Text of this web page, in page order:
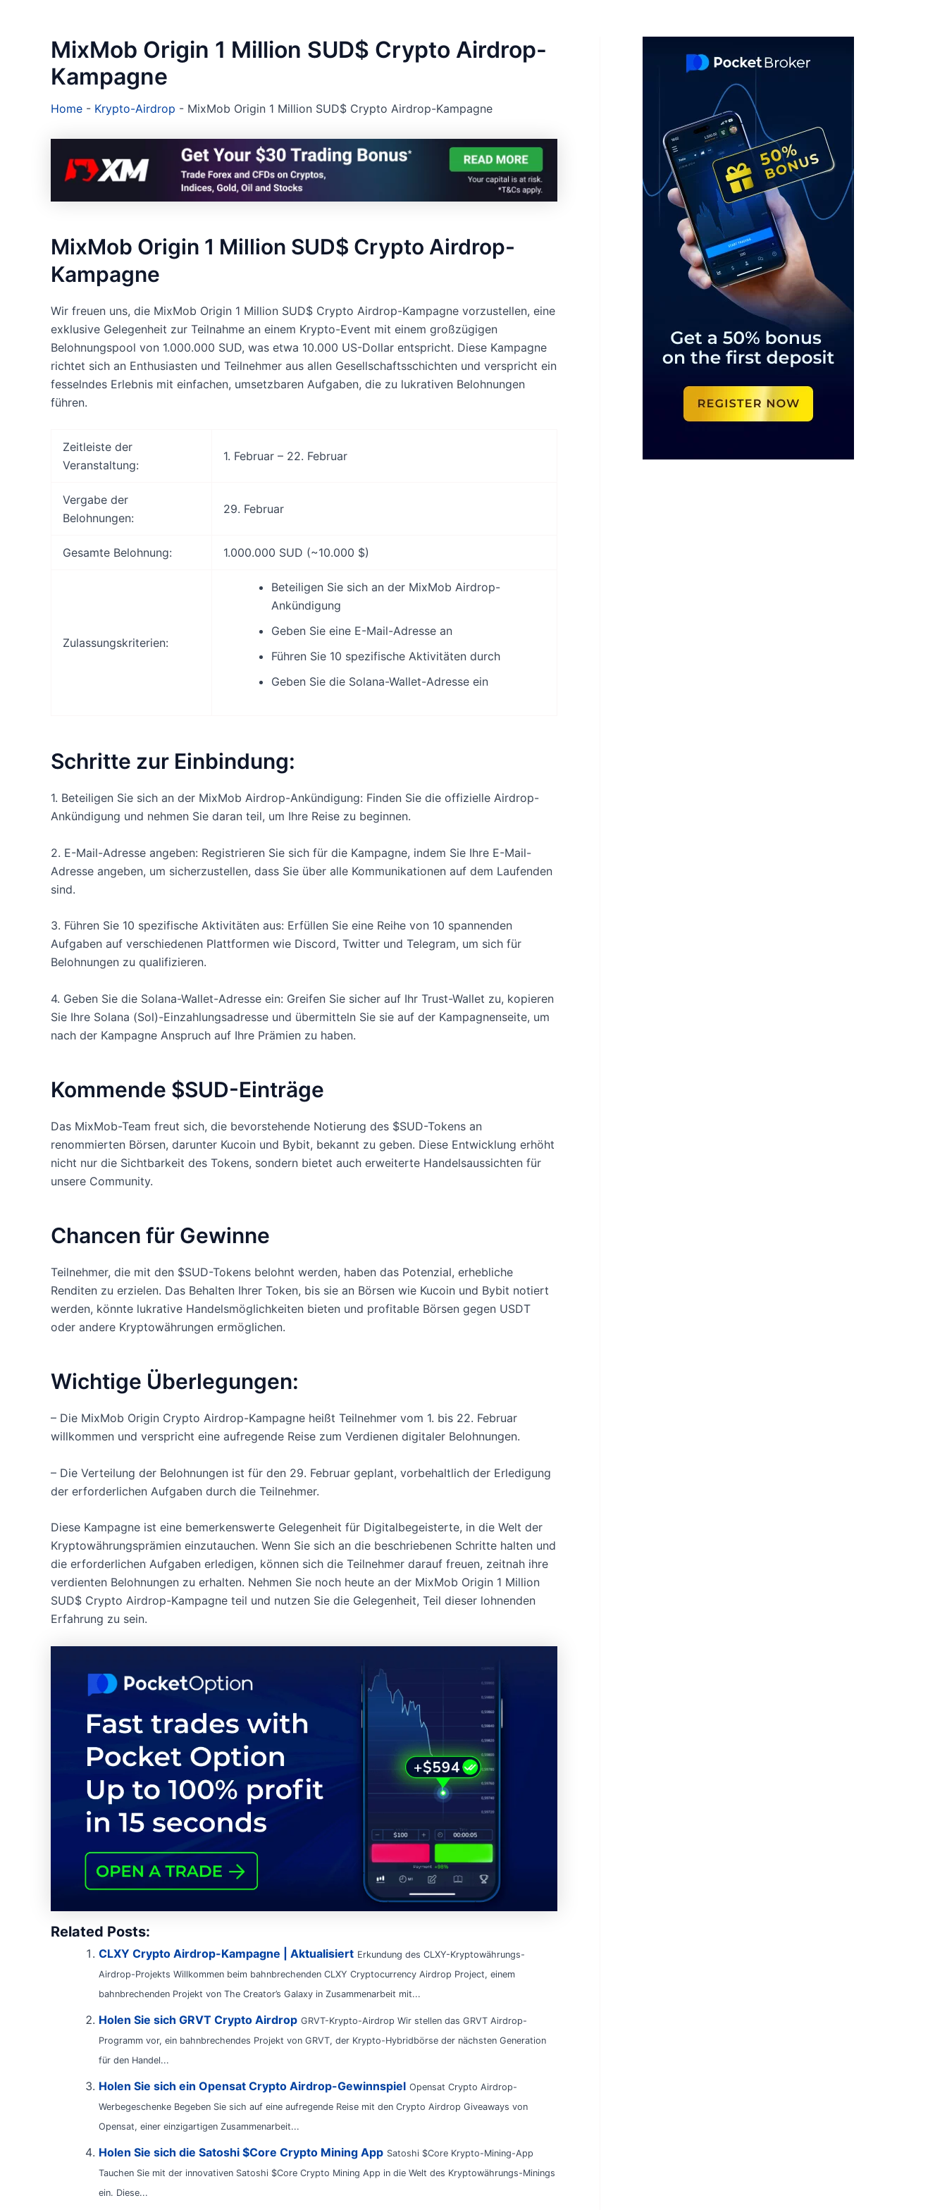
MixMob Origin 1 Million SUD$ Crypto Airdrop-
Kampagne
Home - Krypto-Airdrop - MixMob Origin 1 Million SUD$ Crypto Airdrop-Kampagne
MixMob Origin 1 Million SUD$ Crypto Airdrop-
Kampagne
Wir freuen uns, die MixMob Origin 1 Million SUD$ Crypto Airdrop-Kampagne vorzustellen, eine
exklusive Gelegenheit zur Teilnahme an einem Krypto-Event mit einem großzügigen
Belohnungspool von 1.000.000 SUD, was etwa 10.000 US-Dollar entspricht. Diese Kampagne
richtet sich an Enthusiasten und Teilnehmer aus allen Gesellschaftsschichten und verspricht ein
fesselndes Erlebnis mit einfachen, umsetzbaren Aufgaben, die zu lukrativen Belohnungen
führen.
Zeitleiste der
Veranstaltung:
1. Februar – 22. Februar
Vergabe der
Belohnungen:
29. Februar
Gesamte Belohnung: 1.000.000 SUD (~10.000 $)
Zulassungskriterien:
Beteiligen Sie sich an der MixMob Airdrop-
Ankündigung
Geben Sie eine E-Mail-Adresse an
Führen Sie 10 spezifische Aktivitäten durch
Geben Sie die Solana-Wallet-Adresse ein
Schritte zur Einbindung:
1. Beteiligen Sie sich an der MixMob Airdrop-Ankündigung: Finden Sie die offizielle Airdrop-
Ankündigung und nehmen Sie daran teil, um Ihre Reise zu beginnen.
2. E-Mail-Adresse angeben: Registrieren Sie sich für die Kampagne, indem Sie Ihre E-Mail-
Adresse angeben, um sicherzustellen, dass Sie über alle Kommunikationen auf dem Laufenden
sind.
3. Führen Sie 10 spezifische Aktivitäten aus: Erfüllen Sie eine Reihe von 10 spannenden
Aufgaben auf verschiedenen Plattformen wie Discord, Twitter und Telegram, um sich für
Belohnungen zu qualifizieren.
4. Geben Sie die Solana-Wallet-Adresse ein: Greifen Sie sicher auf Ihr Trust-Wallet zu, kopieren
Sie Ihre Solana (Sol)-Einzahlungsadresse und übermitteln Sie sie auf der Kampagnenseite, um
nach der Kampagne Anspruch auf Ihre Prämien zu haben.
Kommende $SUD-Einträge
Das MixMob-Team freut sich, die bevorstehende Notierung des $SUD-Tokens an
renommierten Börsen, darunter Kucoin und Bybit, bekannt zu geben. Diese Entwicklung erhöht
nicht nur die Sichtbarkeit des Tokens, sondern bietet auch erweiterte Handelsaussichten für
unsere Community.
Chancen für Gewinne
Teilnehmer, die mit den $SUD-Tokens belohnt werden, haben das Potenzial, erhebliche
Renditen zu erzielen. Das Behalten Ihrer Token, bis sie an Börsen wie Kucoin und Bybit notiert
werden, könnte lukrative Handelsmöglichkeiten bieten und profitable Börsen gegen USDT
oder andere Kryptowährungen ermöglichen.
Wichtige Überlegungen:
– Die MixMob Origin Crypto Airdrop-Kampagne heißt Teilnehmer vom 1. bis 22. Februar
willkommen und verspricht eine aufregende Reise zum Verdienen digitaler Belohnungen.
– Die Verteilung der Belohnungen ist für den 29. Februar geplant, vorbehaltlich der Erledigung
der erforderlichen Aufgaben durch die Teilnehmer.
Diese Kampagne ist eine bemerkenswerte Gelegenheit für Digitalbegeisterte, in die Welt der
Kryptowährungsprämien einzutauchen. Wenn Sie sich an die beschriebenen Schritte halten und
die erforderlichen Aufgaben erledigen, können sich die Teilnehmer darauf freuen, zeitnah ihre
verdienten Belohnungen zu erhalten. Nehmen Sie noch heute an der MixMob Origin 1 Million
SUD$ Crypto Airdrop-Kampagne teil und nutzen Sie die Gelegenheit, Teil dieser lohnenden
Erfahrung zu sein.
Related Posts:
CLXY Crypto Airdrop-Kampagne | Aktualisiert Erkundung des CLXY-Kryptowährungs-
Airdrop-Projekts Willkommen beim bahnbrechenden CLXY Cryptocurrency Airdrop Project, einem
bahnbrechenden Projekt von The Creator’s Galaxy in Zusammenarbeit mit...
Holen Sie sich GRVT Crypto Airdrop GRVT-Krypto-Airdrop Wir stellen das GRVT Airdrop-
Programm vor, ein bahnbrechendes Projekt von GRVT, der Krypto-Hybridbörse der nächsten Generation
für den Handel...
Holen Sie sich ein Opensat Crypto Airdrop-Gewinnspiel Opensat Crypto Airdrop-
Werbegeschenke Begeben Sie sich auf eine aufregende Reise mit den Crypto Airdrop Giveaways von
Opensat, einer einzigartigen Zusammenarbeit...
Holen Sie sich die Satoshi $Core Crypto Mining App Satoshi $Core Krypto-Mining-App
Tauchen Sie mit der innovativen Satoshi $Core Crypto Mining App in die Welt des Kryptowährungs-Minings
ein. Diese...